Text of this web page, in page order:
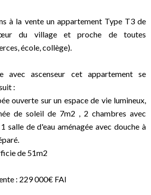
à la vente un appartement Type T3 de
du village et proche de toutes
école, collège).
avec ascenseur cet appartement se
:
ouverte sur un espace de vie lumineux,
de soleil de 7m2 , 2 chambres avec
salle de d'eau aménagée avec douche à
de 51m2
: 229 000€ FAI